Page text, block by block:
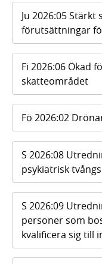
Ju 2026:05
förutsättningar
Fi 2026:06 Ökad
skatteområdet
Fö 2026:02
S 2026:08
psykiatrisk
S 2026:09
personer som
kvalificera sig till